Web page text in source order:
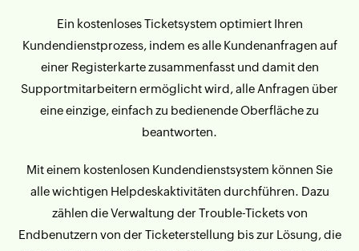
Ein kostenloses Ticketsystem optimiert Ihren
Kundendienstprozess, indem es alle Kundenanfragen auf
einer Registerkarte zusammenfasst und damit den
Supportmitarbeitern ermöglicht wird, alle Anfragen über
eine einzige, einfach zu bedienende Oberfläche zu
beantworten.
Mit einem kostenlosen Kundendienstsystem können Sie
alle wichtigen Helpdeskaktivitäten durchführen. Dazu
zählen die Verwaltung der Trouble-Tickets von
Endbenutzern von der Ticketerstellung bis zur Lösung, die